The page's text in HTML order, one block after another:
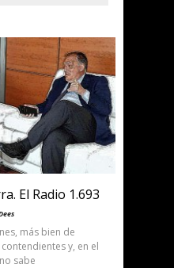
El Radio 1.693
más bien de
y, en el
sabe